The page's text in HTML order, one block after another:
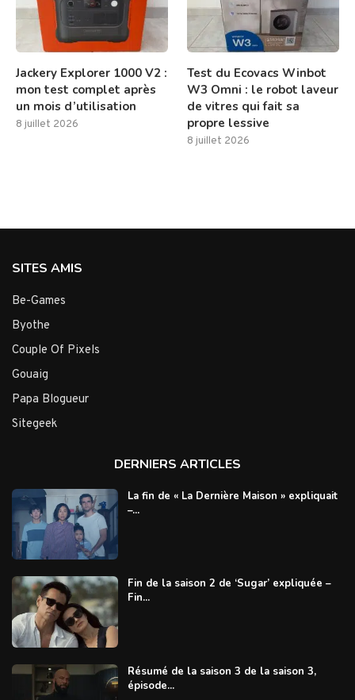
Jackery Explorer 1000 V2 :
mon test complet après
un mois d’utilisation
8 juillet 2026
Test du Ecovacs Winbot
W3 Omni : le robot laveur
de vitres qui fait sa
propre lessive
8 juillet 2026
SITES AMIS
Be-Games
Byothe
Couple Of Pixels
Gouaig
Papa Blogueur
Sitegeek
DERNIERS ARTICLES
La fin de « La Dernière Maison » expliquait
–...
Fin de la saison 2 de ‘Sugar’ expliquée –
Fin...
Résumé de la saison 3 de la saison 3,
épisode...